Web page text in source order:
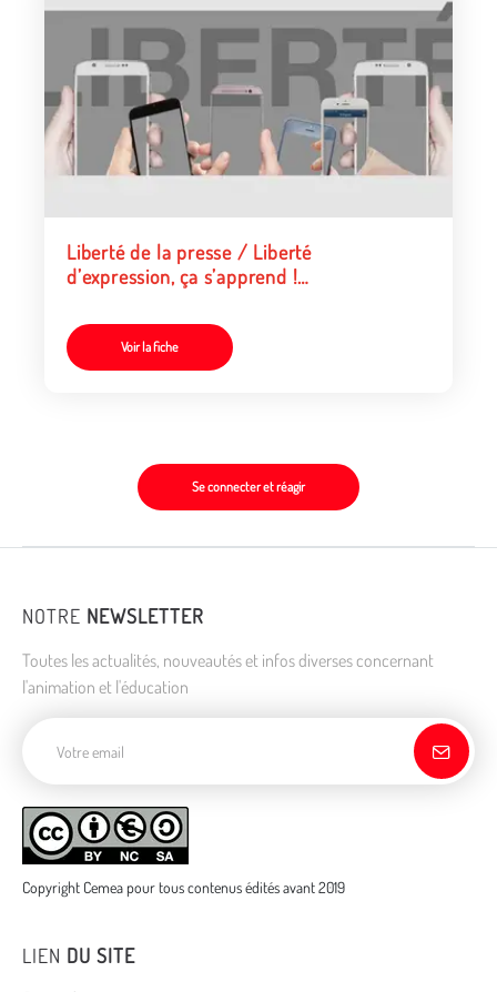
Liberté de la presse / Liberté
d’expression, ça s’apprend !
Voir la fiche
Se connecter et réagir
NOTRE NEWSLETTER
Toutes les actualités, nouveautés et infos diverses concernant
l'animation et l'éducation
Copyright Cemea pour tous contenus édités avant 2019
LIEN DU SITE